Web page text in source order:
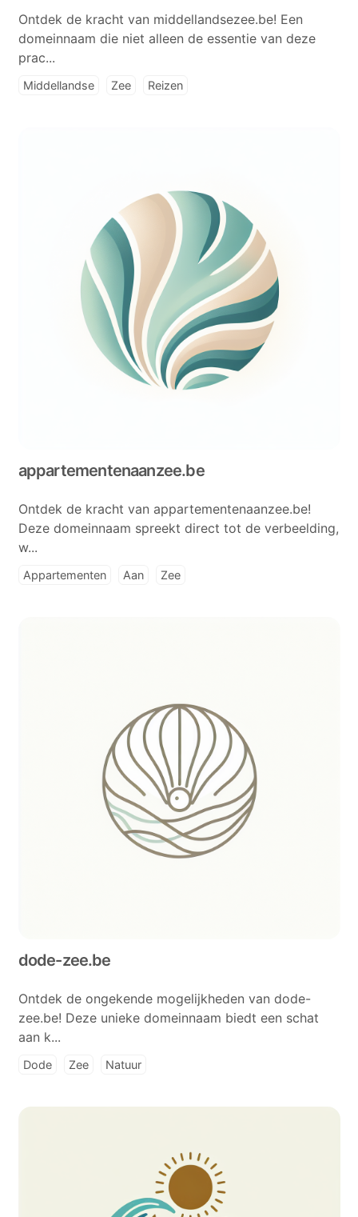
Ontdek de kracht van middellandsezee.be! Een
domeinnaam die niet alleen de essentie van deze
prac...
Middellandse Zee Reizen
appartementenaanzee.be
Ontdek de kracht van appartementenaanzee.be!
Deze domeinnaam spreekt direct tot de verbeelding,
w...
Appartementen Aan Zee
dode-zee.be
Ontdek de ongekende mogelijkheden van dode-
zee.be! Deze unieke domeinnaam biedt een schat
aan k...
Dode Zee Natuur